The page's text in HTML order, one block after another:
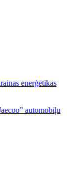
enerģētikas
automobiļu